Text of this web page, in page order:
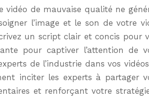
de mauvaise qualité ne
l’image et le son de votre
un script clair et concis pour
pour captiver l’attention de
de l’industrie dans vos
inciter les experts à partager
et renforçant votre